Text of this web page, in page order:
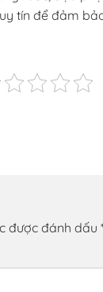
tín để đảm
được đánh dấu